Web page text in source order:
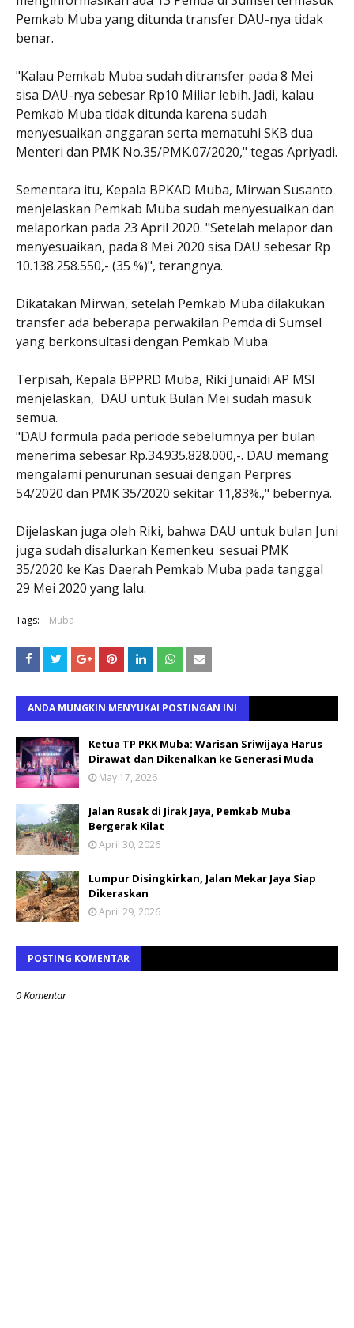
Pemkab Muba yang ditunda transfer DAU-nya tidak
benar.
"Kalau Pemkab Muba sudah ditransfer pada 8 Mei
sisa DAU-nya sebesar Rp10 Miliar lebih. Jadi, kalau
Pemkab Muba tidak ditunda karena sudah
menyesuaikan anggaran serta mematuhi SKB dua
Menteri dan PMK No.35/PMK.07/2020," tegas Apriyadi.
Sementara itu, Kepala BPKAD Muba, Mirwan Susanto
menjelaskan Pemkab Muba sudah menyesuaikan dan
melaporkan pada 23 April 2020. "Setelah melapor dan
menyesuaikan, pada 8 Mei 2020 sisa DAU sebesar Rp
10.138.258.550,- (35 %)", terangnya.
Dikatakan Mirwan, setelah Pemkab Muba dilakukan
transfer ada beberapa perwakilan Pemda di Sumsel
yang berkonsultasi dengan Pemkab Muba.
Terpisah, Kepala BPPRD Muba, Riki Junaidi AP MSI
menjelaskan, DAU untuk Bulan Mei sudah masuk
semua.
"DAU formula pada periode sebelumnya per bulan
menerima sebesar Rp.34.935.828.000,-. DAU memang
mengalami penurunan sesuai dengan Perpres
54/2020 dan PMK 35/2020 sekitar 11,83%.," bebernya.
Dijelaskan juga oleh Riki, bahwa DAU untuk bulan Juni
juga sudah disalurkan Kemenkeu sesuai PMK
35/2020 ke Kas Daerah Pemkab Muba pada tanggal
29 Mei 2020 yang lalu.
Tags: Muba
ANDA MUNGKIN MENYUKAI POSTINGAN INI
Ketua TP PKK Muba: Warisan Sriwijaya Harus
Dirawat dan Dikenalkan ke Generasi Muda
May 17, 2026
Jalan Rusak di Jirak Jaya, Pemkab Muba
Bergerak Kilat
April 30, 2026
Lumpur Disingkirkan, Jalan Mekar Jaya Siap
Dikeraskan
April 29, 2026
POSTING KOMENTAR
0 Komentar